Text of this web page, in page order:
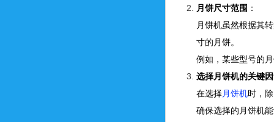
月饼尺寸范围 ：
月饼机虽然根据其
寸的月饼。
例如，某些型号的
选择月饼机的关键
在选择月饼机时，
确保选择的月饼机